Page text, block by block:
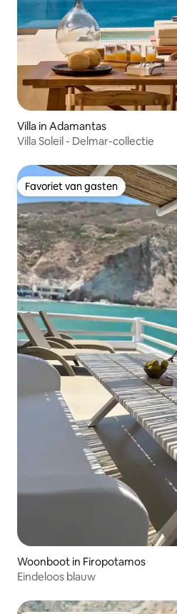
Villa in Adamantas
Villa Soleil - Delmar-collectie
Favoriet van gasten
Favoriet van gasten
Woonboot in Firopotamos
Eindeloos blauw